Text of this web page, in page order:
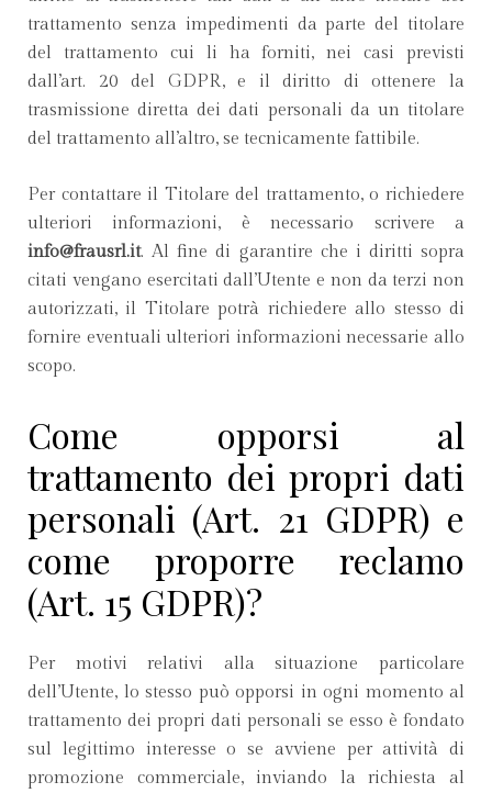
trattamento senza impedimenti da parte del titolare
del trattamento cui li ha forniti, nei casi previsti
dall’art. 20 del GDPR, e il diritto di ottenere la
trasmissione diretta dei dati personali da un titolare
del trattamento all’altro, se tecnicamente fattibile.
Per contattare il Titolare del trattamento, o richiedere
ulteriori informazioni, è necessario scrivere a
info@frausrl.it. Al fine di garantire che i diritti sopra
citati vengano esercitati dall’Utente e non da terzi non
autorizzati, il Titolare potrà richiedere allo stesso di
fornire eventuali ulteriori informazioni necessarie allo
scopo.
Come opporsi al
trattamento dei propri dati
personali (Art. 21 GDPR) e
come proporre reclamo
(Art. 15 GDPR)?
Per motivi relativi alla situazione particolare
dell’Utente, lo stesso può opporsi in ogni momento al
trattamento dei propri dati personali se esso è fondato
sul legittimo interesse o se avviene per attività di
promozione commerciale, inviando la richiesta al